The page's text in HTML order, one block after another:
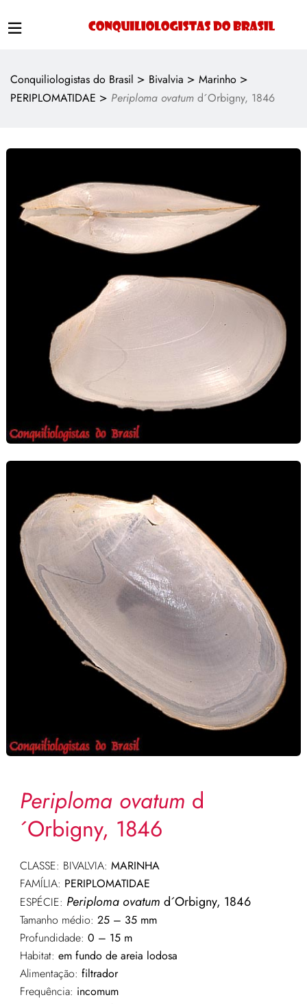
Conquiliologistas do Brasil > Bivalvia > Marinho >
PERIPLOMATIDAE > Periploma ovatum d´Orbigny, 1846
Periploma ovatum d
´Orbigny, 1846
CLASSE: BIVALVIA: MARINHA
FAMÍLIA: PERIPLOMATIDAE
ESPÉCIE: Periploma ovatum d´Orbigny, 1846
Tamanho médio: 25 – 35 mm
Profundidade: 0 – 15 m
Habitat: em fundo de areia lodosa
Alimentação: filtrador
Frequência: incomum